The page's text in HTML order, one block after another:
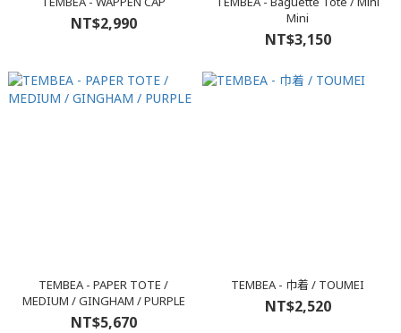
NT$2,990
Mini
NT$3,150
TEMBEA - PAPER TOTE /
MEDIUM / GINGHAM / PURPLE
NT$5,670
TEMBEA - 巾着 / TOUMEI
NT$2,520